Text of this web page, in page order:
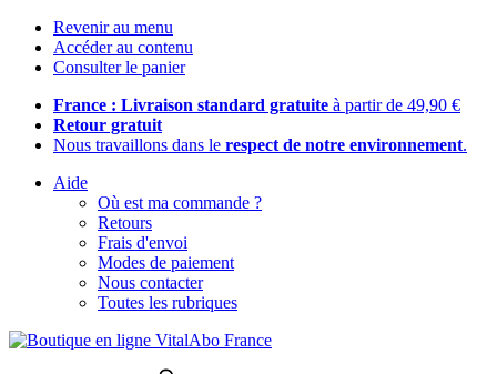
Revenir au menu
Accéder au contenu
Consulter le panier
France : Livraison standard gratuite à partir de 49,90 €
Retour gratuit
Nous travaillons dans le respect de notre environnement.
Aide
Où est ma commande ?
Retours
Frais d'envoi
Modes de paiement
Nous contacter
Toutes les rubriques